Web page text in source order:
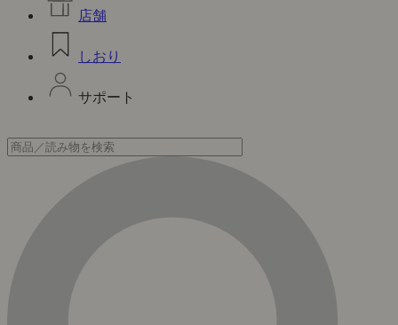
店舗
しおり
サポート